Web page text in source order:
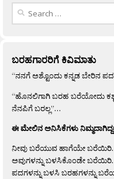
Search
ಬರಹಗಾರರಿಗೆ ಕಿವಿಮಾತು
“ನನಗೆ ಅಶ್ಟೊಂದು ಕನ್ನಡ ಬೇರಿನ
“ಹೊನಲಿಗಾಗಿ ಬರಹ ಬರೆಯೋದು
ನೆನಪಿಗೆ ಬರಲ್ಲ”…
ಈ ಮೇಲಿನ ಅನಿಸಿಕೆಗಳು
ನೀವು ಬರೆಯುವ ಹಾಗೆಯೇ
ಅವುಗಳನ್ನು ಬಳಸಿಕೊಂಡೇ ಬರೆಯಿರಿ.
ಪದಗಳನ್ನು ಬಳಸಿ ಬರಹಗಳನ್ನು